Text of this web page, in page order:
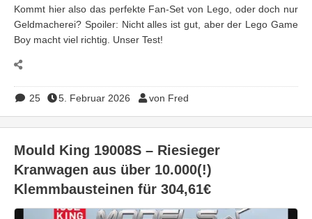
Kommt hier also das perfekte Fan-Set von Lego, oder doch nur
Geldmacherei? Spoiler: Nicht alles ist gut, aber der Lego Game
Boy macht viel richtig. Unser Test!
25 5. Februar 2026 von Fred
Mould King 19008S – Riesieger
Kranwagen aus über 10.000(!)
Klemmbausteinen für 304,61€